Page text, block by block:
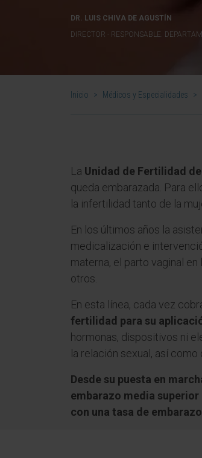
DR. LUIS CHIVA DE AGUSTÍN
DIRECTOR - RESPONSABLE.
Inicio > Médicos y Especialidades >
La Unidad de Fertilidad
queda embarazada. Para
la infertilidad tanto de la
En los últimos años la
medicalización e
materna, el parto vaginal
otros.
En esta línea, cada vez
fertilidad para su
hormonas, dispositivos ni
la relación sexual, así
Desde su puesta en
embarazo media superior
con una tasa de